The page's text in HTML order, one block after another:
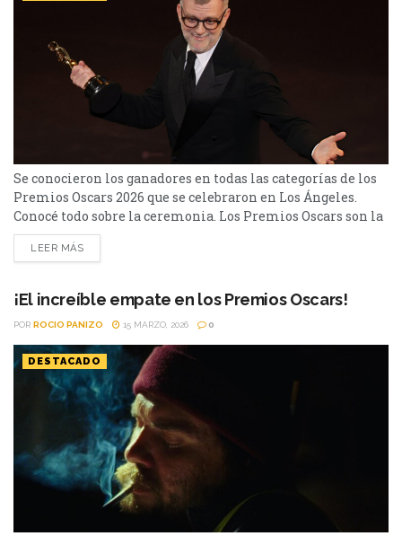
Se conocieron los ganadores en todas las categorías de los
Premios Oscars 2026 que se celebraron en Los Ángeles.
Conocé todo sobre la ceremonia. Los Premios Oscars son la
ceremonia de premiaciones más importantes de la
industria cinematográfica, por lo que crea gran expectativa
en Los Ángeles...
LEER MÁS
¡El increíble empate en los Premios Oscars!
POR ROCIO PANIZO 15 MARZO, 2026 0
DESTACADO